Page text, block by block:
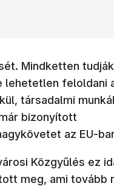
Mindketten
lehetetlen feloldani
társadalmi
bizonyított
az EU-
Közgyűlés ez
meg, ami tovább